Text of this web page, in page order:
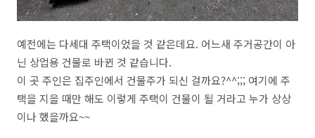
예전에는 다세대 주택이었을 것 같은데요. 어느새 주거공간이 아
닌 상업용 건물로 바뀐 것 같습니다.
이 곳 주인은 집주인에서 건물주가 되신 걸까요?^^;;; 여기에 주
택을 지을 때만 해도 이렇게 주택이 건물이 될 거라고 누가 상상
이나 했을까요~~